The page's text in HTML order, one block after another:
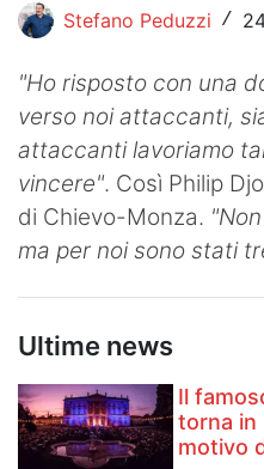
Motori
Volley
Hockey
Altri sport
Hockey
Pallamano
Altre
News
Stefano Peduzzi /
"Ho risposto con una
verso noi attaccanti,
attaccanti lavoriamo
vincere". Così Philip
di Chievo-Monza.
ma per noi sono stati
Ultime news
Il
torna in
motivo